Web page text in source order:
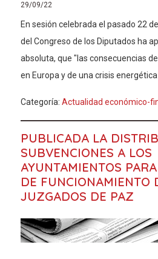
29/09/22
En sesión celebrada el pasado 22
del Congreso de los Diputados ha
absoluta, que "las consecuencias
en Europa y de una crisis energética
Categoría: Actualidad económico-
PUBLICADA LA
SUBVENCIONES A LOS
AYUNTAMIENTOS
DE FUNCIONAMIENTO
JUZGADOS DE PAZ